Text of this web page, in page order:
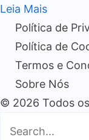
Leia Mais
Política de
Política de
Termos e
Sobre Nós
© 2026 Todos